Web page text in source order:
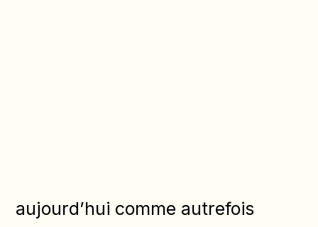
aujourd’hui comme autrefois